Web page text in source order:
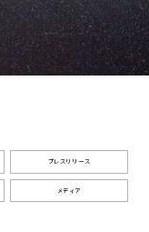
プレスリリース
メディア